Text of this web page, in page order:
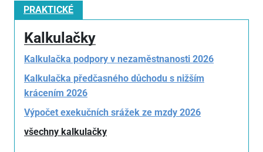
PRAKTICKÉ
Kalkulačky
Kalkulačka podpory v nezaměstnanosti 2026
Kalkulačka předčasného důchodu s nižším
krácením 2026
Výpočet exekučních srážek ze mzdy 2026
všechny kalkulačky